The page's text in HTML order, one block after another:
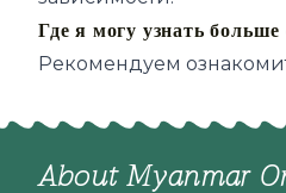
Где я могу узнать
Рекомендуем
About Myanmar